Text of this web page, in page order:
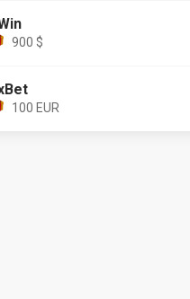
900 $
100 EUR